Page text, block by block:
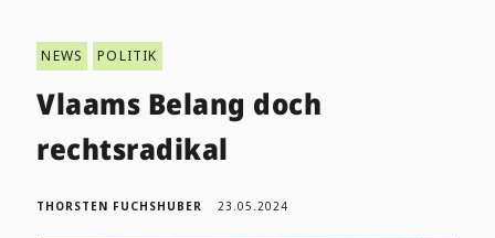
NEWS POLITIK
Vlaams Belang doch
rechtsradikal
THORSTEN FUCHSHUBER 23.05.2024